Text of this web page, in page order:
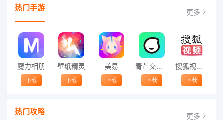
热门手游 更多
魔力相册
下载
壁纸精灵
下载
美易
下载
青芒交友软件官方版2021 v1.3
下载
搜狐视频app免费送会员下载安装到手机 v8.8.5
下载
热门攻略 更多